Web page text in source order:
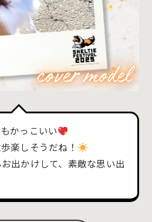
かっこいい
楽しそうだね！
出かけして、素敵な思い出